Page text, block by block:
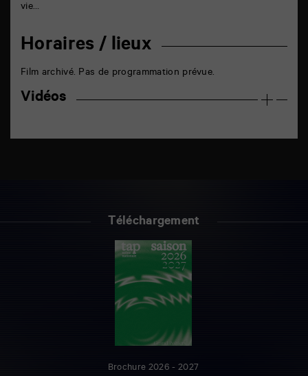
vie…
Horaires / lieux
Film archivé. Pas de programmation prévue.
Vidéos
Téléchargement
Brochure 2026 - 2027